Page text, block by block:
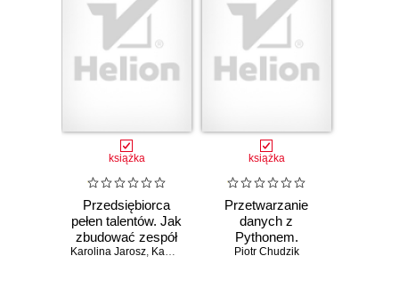
książka
Przedsiębiorca
pełen talentów. Jak
zbudować zespół
na mocnych
Karolina Jarosz, Kamila Rowińska
książka
Przetwarzanie
danych z
Pythonem.
Praktyczny
Piotr Chudzik